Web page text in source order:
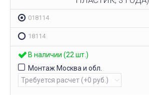
018114
18114
В наличии (22 шт.)
Монтаж Москва и обл.